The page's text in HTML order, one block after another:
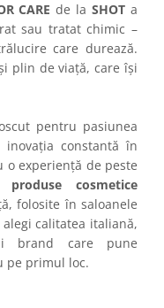
CARE de laSHOT a
sau tratat chimic –
care durează.
plin de viață, care își
pentru pasiunea
constantă în
experiență de peste
produse cosmetice
folosite în saloanele
alegi calitatea italiană,
brand care pune
pe primul loc.